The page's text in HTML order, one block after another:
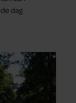
dag